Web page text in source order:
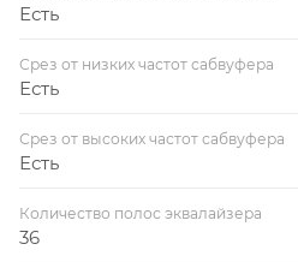
Есть
Срез от низких частот сабвуфера
Есть
Срез от высоких частот сабвуфера
Есть
Количество полос эквалайзера
36